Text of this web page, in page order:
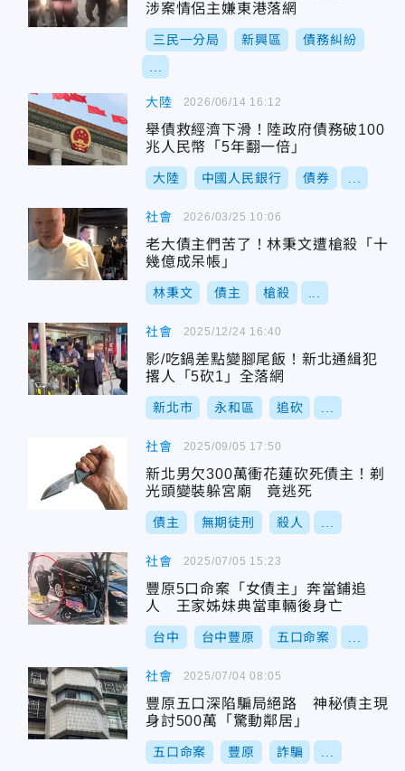
涉案情侶主嫌東港落網
三民一分局 新興區 債務糾紛
大陸
舉債救經濟下滑！陸政府債務破100
兆人民幣「5年翻一倍」
大陸 中國人民銀行 債券
2026/06/14 16:12
社會
老大債主們苦了！林秉文遭槍殺「十
幾億成呆帳」
林秉文 債主 槍殺
2026/03/25 10:06
社會
影/吃鍋差點變腳尾飯！新北通緝犯
撂人「5砍1」全落網
新北市 永和區 追砍
2025/12/24 16:40
社會
新北男欠300萬衝花蓮砍死債主！剃
光頭變裝躲宮廟 竟逃死
債主 無期徒刑 殺人
2025/09/05 17:50
社會
豐原5口命案「女債主」奔當鋪追
人 王家姊妹典當車輛後身亡
台中 台中豐原 五口命案
2025/07/05 15:23
社會
豐原五口深陷騙局絕路 神秘債主現
身討500萬「驚動鄰居」
五口命案 豐原 詐騙
2025/07/04 08:05